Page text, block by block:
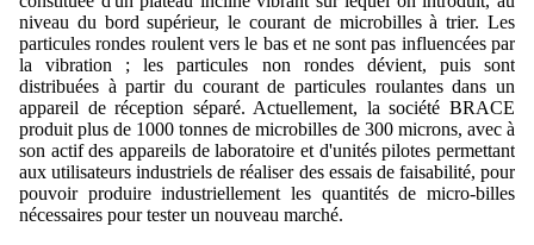
niveau du bord supérieur, le courant de microbilles à trier. Les
particules rondes roulent vers le bas et ne sont pas influencées par
la vibration ; les particules non rondes dévient, puis sont
distribuées à partir du courant de particules roulantes dans un
appareil de réception séparé. Actuellement, la société BRACE
produit plus de 1000 tonnes de microbilles de 300 microns, avec à
son actif des appareils de laboratoire et d'unités pilotes permettant
aux utilisateurs industriels de réaliser des essais de faisabilité, pour
pouvoir produire industriellement les quantités de micro-billes
nécessaires pour tester un nouveau marché.